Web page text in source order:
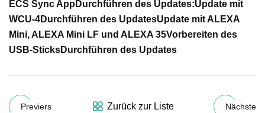
ECS Sync App Durchführen des Updates:Update mit
WCU-4Durchführen des UpdatesUpdate mit ALEXA
Mini, ALEXA Mini LF und ALEXA 35Vorbereiten des
USB-SticksDurchführen des Updates
Previers Zurück zur Liste Nächste